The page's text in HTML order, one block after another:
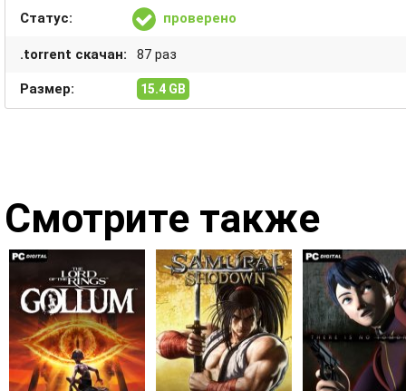
Статус: проверено
.torrent скачан: 87 раз
Размер: 15.4 GB
Смотрите также